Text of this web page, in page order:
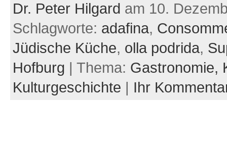
Dr. Peter Hilgard am 10.
Schlagworte: adafina,
Jüdische Küche, olla podrida,
Hofburg | Thema: Gastronomie,
Kulturgeschichte | Ihr